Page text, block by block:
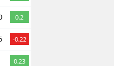
0.2
-0.22
0.23